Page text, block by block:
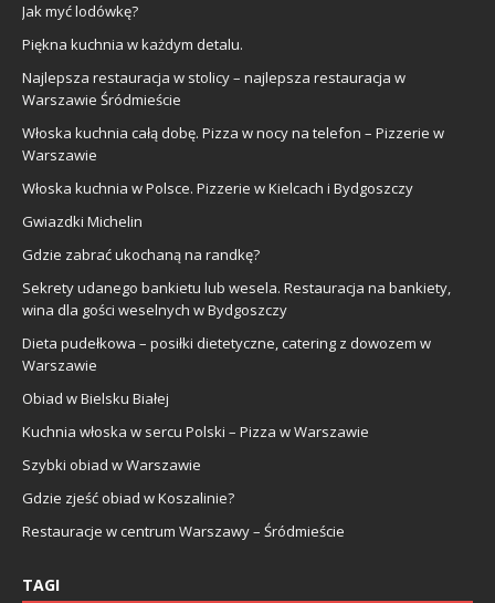
Jak myć lodówkę?
Piękna kuchnia w każdym detalu.
Najlepsza restauracja w stolicy – najlepsza restauracja w
Warszawie Śródmieście
Włoska kuchnia całą dobę. Pizza w nocy na telefon – Pizzerie w
Warszawie
Włoska kuchnia w Polsce. Pizzerie w Kielcach i Bydgoszczy
Gwiazdki Michelin
Gdzie zabrać ukochaną na randkę?
Sekrety udanego bankietu lub wesela. Restauracja na bankiety,
wina dla gości weselnych w Bydgoszczy
Dieta pudełkowa – posiłki dietetyczne, catering z dowozem w
Warszawie
Obiad w Bielsku Białej
Kuchnia włoska w sercu Polski – Pizza w Warszawie
Szybki obiad w Warszawie
Gdzie zjeść obiad w Koszalinie?
Restauracje w centrum Warszawy – Śródmieście
TAGI